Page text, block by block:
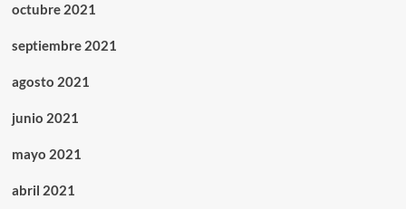
octubre 2021
septiembre 2021
agosto 2021
junio 2021
mayo 2021
abril 2021